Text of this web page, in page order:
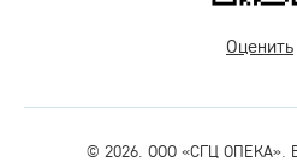
Оценить
© 2026. ООО «СГЦ ОПЕКА».